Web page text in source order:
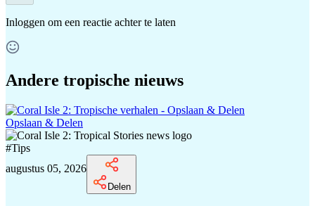
Inloggen om een reactie achter te laten
Andere tropische nieuws
Opslaan & Delen
#Tips
augustus 05, 2026
Delen